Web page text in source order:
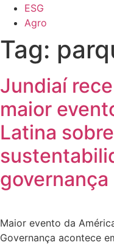
ESG
Agro
Tag:
Jundiaí
maior
Latina sobre
governança
Maior evento da
Governança acontece